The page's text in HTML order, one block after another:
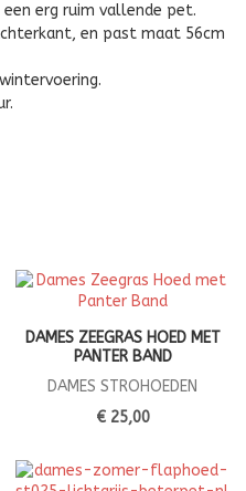
erg ruim vallende pet.
en past maat 56cm
DAMES ZEEGRAS HOED MET
PANTER BAND
DAMES STROHOEDEN
€ 25,00